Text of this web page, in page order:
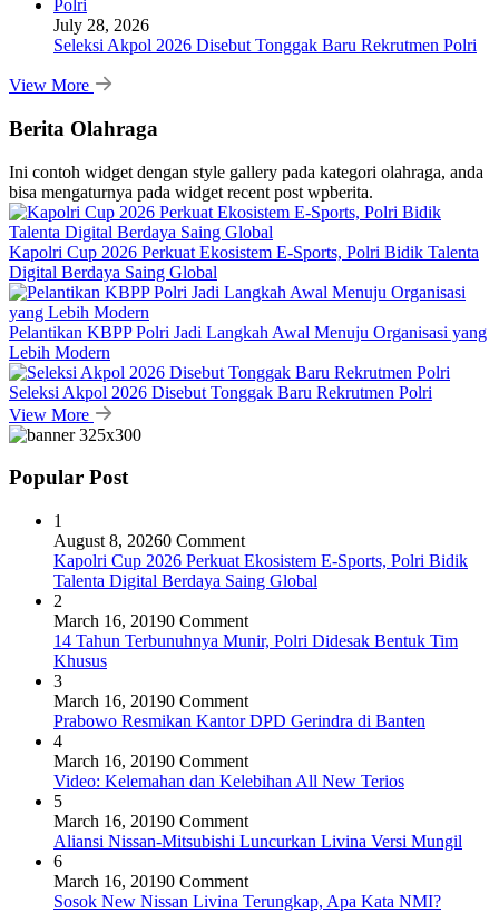
July 28, 2026
Seleksi Akpol 2026 Disebut Tonggak Baru Rekrutmen Polri
View More
Berita Olahraga
Ini contoh widget dengan style gallery pada kategori olahraga, anda
bisa mengaturnya pada widget recent post wpberita.
Kapolri Cup 2026 Perkuat Ekosistem E-Sports, Polri Bidik Talenta
Digital Berdaya Saing Global
Pelantikan KBPP Polri Jadi Langkah Awal Menuju Organisasi yang
Lebih Modern
Seleksi Akpol 2026 Disebut Tonggak Baru Rekrutmen Polri
View More
Popular Post
1
August 8, 20260 Comment
Kapolri Cup 2026 Perkuat Ekosistem E-Sports, Polri Bidik
Talenta Digital Berdaya Saing Global
2
March 16, 20190 Comment
14 Tahun Terbunuhnya Munir, Polri Didesak Bentuk Tim
Khusus
3
March 16, 20190 Comment
Prabowo Resmikan Kantor DPD Gerindra di Banten
4
March 16, 20190 Comment
Video: Kelemahan dan Kelebihan All New Terios
5
March 16, 20190 Comment
Aliansi Nissan-Mitsubishi Luncurkan Livina Versi Mungil
6
March 16, 20190 Comment
Sosok New Nissan Livina Terungkap, Apa Kata NMI?